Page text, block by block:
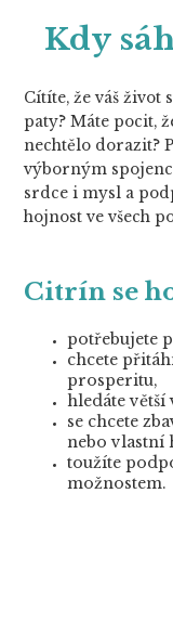
Kdy
Cítíte, že váš život
paty? Máte pocit,
nechtělo dorazit?
výborným
srdce i mysl a
hojnost ve všech
Citrín se
potřebujete
chcete
prosperitu,
hledáte
se chcete
nebo vlastní
toužíte
možnostem.